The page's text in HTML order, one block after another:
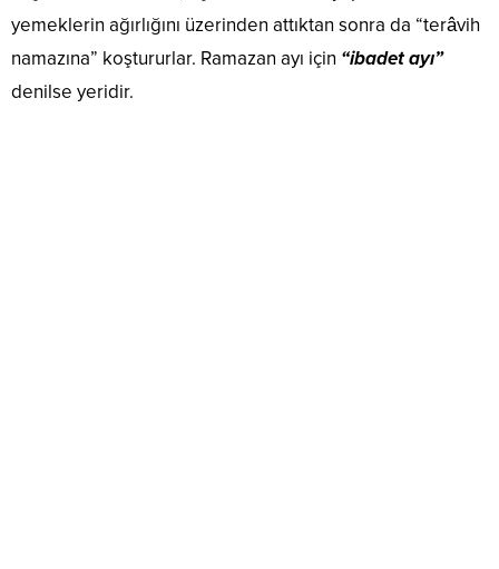
yemeklerin ağırlığını üzerinden attıktan sonra da “terâvih
namazına” koştururlar. Ramazan ayı için “ibadet ayı”
denilse yeridir.